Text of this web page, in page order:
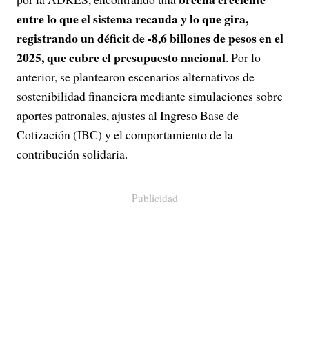
entre lo que el sistema recauda y lo que gira,
registrando un déficit de -8,6 billones de pesos en el
2025, que cubre el presupuesto nacional. Por lo
anterior, se plantearon escenarios alternativos de
sostenibilidad financiera mediante simulaciones sobre
aportes patronales, ajustes al Ingreso Base de
Cotización (IBC) y el comportamiento de la
contribución solidaria.
Publicidad